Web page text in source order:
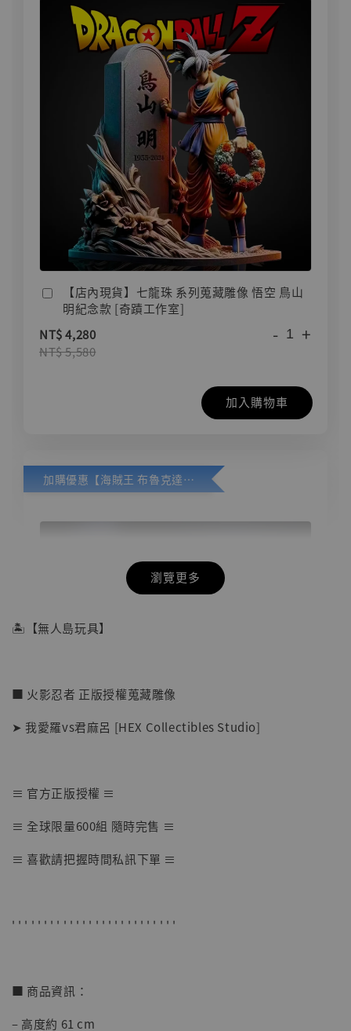
【店內現貨】七龍珠 系列蒐藏雕像 悟空 鳥山
明紀念款 [奇蹟工作室]
NT$ 4,280
NT$ 5,580
- +
加入購物車
加購優惠【海賊王 布魯克達摩 [7STARS Studio]】
摩 [7STARS Studio]
NT$ 1,500
瀏覽更多
🏝【無人島玩具】
■ 火影忍者 正版授權蒐藏雕像
➤ 我愛羅vs君麻呂 [HEX Collectibles Studio]
≡ 官方正版授權 ≡
≡ 全球限量600組 隨時完售 ≡
≡ 喜歡請把握時間私訊下單 ≡
' ' ' ' ' ' ' ' ' ' ' ' ' ' ' ' ' ' ' ' ' ' ' ' ' '
■ 商品資訊：
– 高度約 61 cm